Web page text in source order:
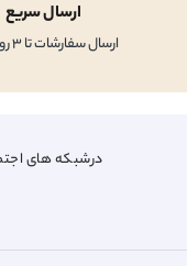
ارسال سریع
ارسال سفارشات تا 3 روز کاری
درشبکه های